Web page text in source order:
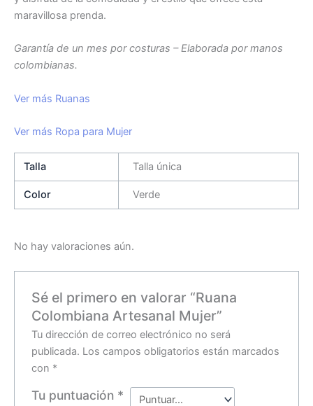
maravillosa prenda.
Garantía de un mes por costuras – Elaborada por manos
colombianas.
Ver más Ruanas
Ver más Ropa para Mujer
Talla Talla única
Color Verde
No hay valoraciones aún.
Sé el primero en valorar “Ruana
Colombiana Artesanal Mujer”
Tu dirección de correo electrónico no será
publicada. Los campos obligatorios están marcados
con *
Tu puntuación *